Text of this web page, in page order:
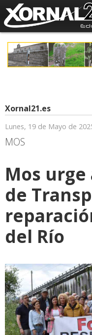
Xornal21.es
Lunes, 19 de Mayo de
MOS
Mos
de
del Río